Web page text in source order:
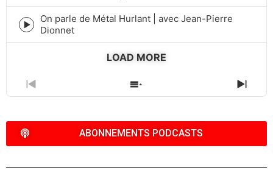
Episode
play
On parle de Métal Hurlant | avec Jean-Pierre
Dionnet
LOAD MORE
PREVIOUS
SHOW
NEXT
ABONNEMENTS PODCASTS